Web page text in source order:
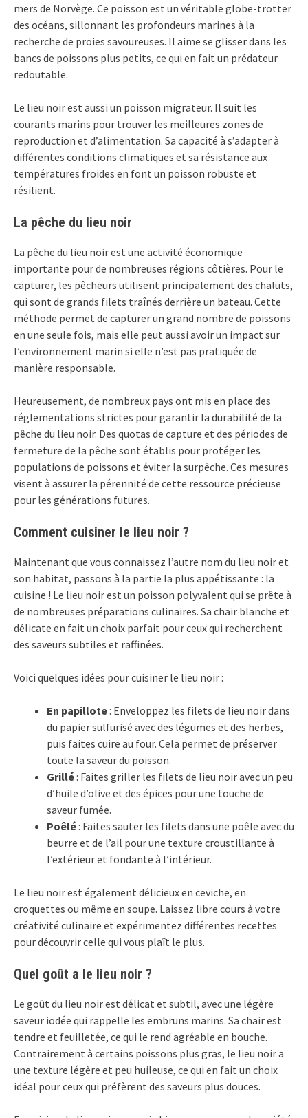
mers de Norvège. Ce poisson est un véritable globe-trotter
des océans, sillonnant les profondeurs marines à la
recherche de proies savoureuses. Il aime se glisser dans les
bancs de poissons plus petits, ce qui en fait un prédateur
redoutable.
Le lieu noir est aussi un poisson migrateur. Il suit les
courants marins pour trouver les meilleures zones de
reproduction et d’alimentation. Sa capacité à s’adapter à
différentes conditions climatiques et sa résistance aux
températures froides en font un poisson robuste et
résilient.
La pêche du lieu noir
La pêche du lieu noir est une activité économique
importante pour de nombreuses régions côtières. Pour le
capturer, les pêcheurs utilisent principalement des chaluts,
qui sont de grands filets traînés derrière un bateau. Cette
méthode permet de capturer un grand nombre de poissons
en une seule fois, mais elle peut aussi avoir un impact sur
l’environnement marin si elle n’est pas pratiquée de
manière responsable.
Heureusement, de nombreux pays ont mis en place des
réglementations strictes pour garantir la durabilité de la
pêche du lieu noir. Des quotas de capture et des périodes de
fermeture de la pêche sont établis pour protéger les
populations de poissons et éviter la surpêche. Ces mesures
visent à assurer la pérennité de cette ressource précieuse
pour les générations futures.
Comment cuisiner le lieu noir ?
Maintenant que vous connaissez l’autre nom du lieu noir et
son habitat, passons à la partie la plus appétissante : la
cuisine ! Le lieu noir est un poisson polyvalent qui se prête à
de nombreuses préparations culinaires. Sa chair blanche et
délicate en fait un choix parfait pour ceux qui recherchent
des saveurs subtiles et raffinées.
Voici quelques idées pour cuisiner le lieu noir :
En papillote: Enveloppez les filets de lieu noir dans
du papier sulfurisé avec des légumes et des herbes,
puis faites cuire au four. Cela permet de préserver
toute la saveur du poisson.
Grillé: Faites griller les filets de lieu noir avec un peu
d’huile d’olive et des épices pour une touche de
saveur fumée.
Poêlé: Faites sauter les filets dans une poêle avec du
beurre et de l’ail pour une texture croustillante à
l’extérieur et fondante à l’intérieur.
Le lieu noir est également délicieux en ceviche, en
croquettes ou même en soupe. Laissez libre cours à votre
créativité culinaire et expérimentez différentes recettes
pour découvrir celle qui vous plaît le plus.
Quel goût a le lieu noir ?
Le goût du lieu noir est délicat et subtil, avec une légère
saveur iodée qui rappelle les embruns marins. Sa chair est
tendre et feuilletée, ce qui le rend agréable en bouche.
Contrairement à certains poissons plus gras, le lieu noir a
une texture légère et peu huileuse, ce qui en fait un choix
idéal pour ceux qui préfèrent des saveurs plus douces.